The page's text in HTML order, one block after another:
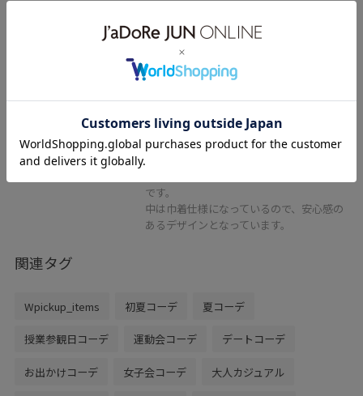
50%OFF
2BUY10%OFF
ROPÉ PICNIC PASSAGE
ペーパーライクバケットバッ
グ/2WAY
ブラック / F
¥3,245
です。
中は巾着仕様になっているので、安心感の
あるデザインとなっています。
関連タグ
Wpickup_items 初夏コーデ 夏コーデ
授業参観日コーデ 運動会コーデ デートコーデ
お出かけコーデ 女子会コーデ 大人カジュアル